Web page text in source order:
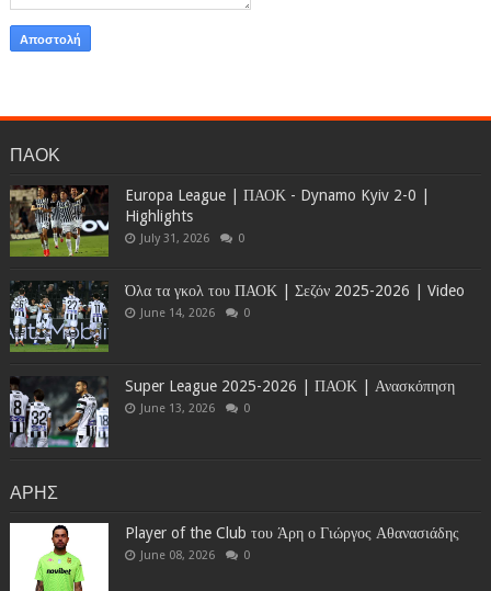
ΠΑΟΚ
Europa League | ΠΑΟΚ - Dynamo Kyiv 2-0 |
Highlights
July 31, 2026 0
Όλα τα γκολ του ΠΑΟΚ | Σεζόν 2025-2026 | Video
June 14, 2026 0
Super League 2025-2026 | ΠΑΟΚ | Ανασκόπηση
June 13, 2026 0
ΑΡΗΣ
Player of the Club του Άρη ο Γιώργος Αθανασιάδης
June 08, 2026 0